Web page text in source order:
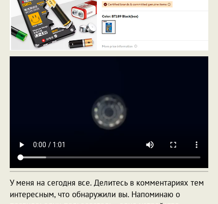
У меня на сегодня все. Делитесь в комментариях тем
интересным, что обнаружили вы. Напоминаю о